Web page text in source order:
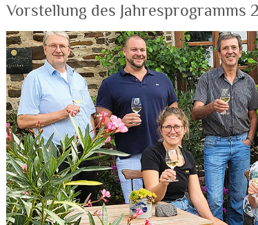
Vorstellung des Jahresprogramms